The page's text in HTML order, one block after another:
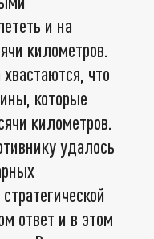
и на
километров.
что
которые
километров.
удалось
ответ и в этом